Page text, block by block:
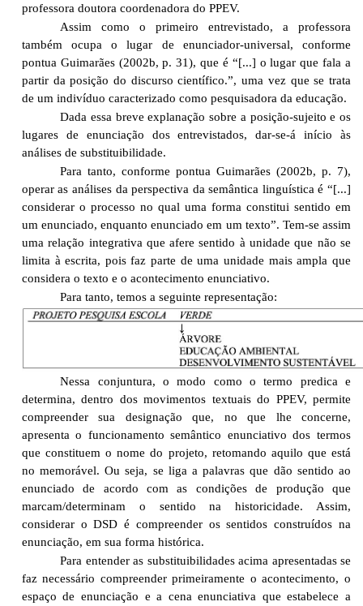
professora doutora coordenadora do PPEV.
Assim como o primeiro entrevistado, a professora
também ocupa o lugar de enunciador-universal, conforme
pontua Guimarães (2002b, p. 31), que é “[...] o lugar que fala a
partir da posição do discurso científico.”, uma vez que se trata
de um indivíduo caracterizado como pesquisadora da educação.
Dada essa breve explanação sobre a posição-sujeito e os
lugares de enunciação dos entrevistados, dar-se-á início às
análises de substituibilidade.
Para tanto, conforme pontua Guimarães (2002b, p. 7),
operar as análises da perspectiva da semântica linguística é “[...]
considerar o processo no qual uma forma constitui sentido em
um enunciado, enquanto enunciado em um texto”. Tem-se assim
uma relação integrativa que afere sentido à unidade que não se
limita à escrita, pois faz parte de uma unidade mais ampla que
considera o texto e o acontecimento enunciativo.
Para tanto, temos a seguinte representação:
Nessa conjuntura, o modo como o termo predica e
determina, dentro dos movimentos textuais do PPEV, permite
compreender sua designação que, no que lhe concerne,
apresenta o funcionamento semântico enunciativo dos termos
que constituem o nome do projeto, retomando aquilo que está
no memorável. Ou seja, se liga a palavras que dão sentido ao
enunciado de acordo com as condições de produção que
marcam/determinam o sentido na historicidade. Assim,
considerar o DSD é compreender os sentidos construídos na
enunciação, em sua forma histórica.
Para entender as substituibilidades acima apresentadas se
faz necessário compreender primeiramente o acontecimento, o
espaço de enunciação e a cena enunciativa que estabelece a